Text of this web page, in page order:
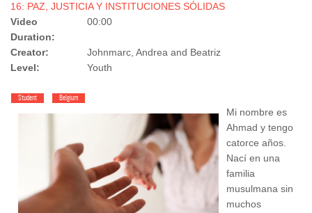
16: PAZ, JUSTICIA Y INSTITUCIONES SÓLIDAS
Video
Duration:
00:00
Creator:
Johnmarc, Andrea and Beatriz
Level:
Youth
Student Belgium
Mi nombre es
Ahmad y tengo
catorce años.
Nací en una
familia
musulmana sin
muchos